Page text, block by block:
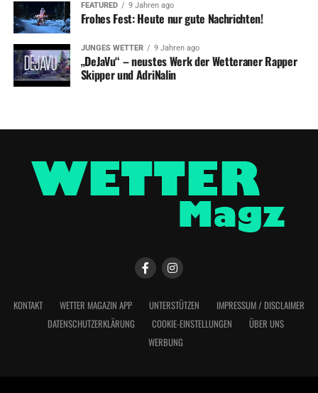
FEATURED 9 Jahren ago
Frohes Fest: Heute nur gute Nachrichten!
JUNGES WETTER 9 Jahren ago
„DeJaVu“ – neustes Werk der Wetteraner Rapper
Skipper und AdriNalin
KONTAKT WETTER MAGAZIN APP UNTERSTÜTZEN
IMPRESSUM / DISCLAIMER
DATENSCHUTZERKLÄRUNG
COOKIE-EINSTELLUNGEN
ÜBER UNS
WERBUNG